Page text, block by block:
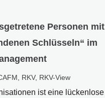
Personen mit
Schlüsseln“ im
RKV, RKV-View
ist eine lückenlose